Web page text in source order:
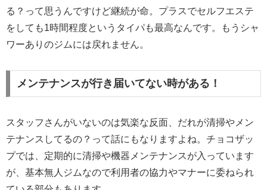
る？って思うんですけど継続が命。プラスでセルフエステ
をしても1時間程度というタイパも最高なんです。もうシャ
ワーありのジムには戻れません。
メンテナンスが行き届いてない時がある！
スタッフさんがいないのは気楽な反面、だれが清掃やメン
テナンスしてるの？って話にもなりますよね。チョコザッ
プでは、定期的に清掃や機器メンテナンスが入っています
が、基本無人ジムなので利用者の協力やマナーに委ねられ